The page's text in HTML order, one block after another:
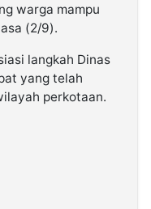
warga mampu
(2/9).
langkah Dinas
yang telah
perkotaan.